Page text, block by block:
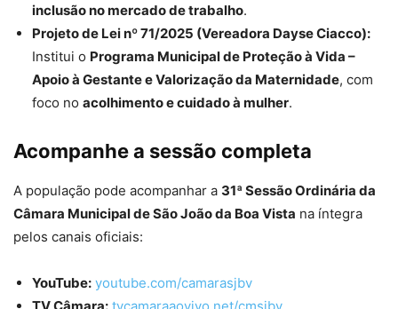
inclusão no mercado de trabalho.
Projeto de Lei nº 71/2025 (Vereadora Dayse Ciacco):
Institui o Programa Municipal de Proteção à Vida –
Apoio à Gestante e Valorização da Maternidade, com
foco no acolhimento e cuidado à mulher.
Acompanhe a sessão completa
A população pode acompanhar a 31ª Sessão Ordinária da
Câmara Municipal de São João da Boa Vista na íntegra
pelos canais oficiais:
YouTube: youtube.com/camarasjbv
TV Câmara: tvcamaraaovivo.net/cmsjbv